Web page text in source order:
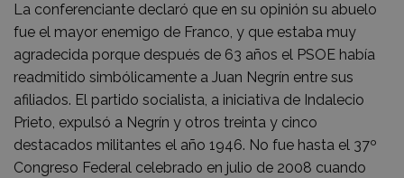
La conferenciante declaró que en su opinión su abuelo
fue el mayor enemigo de Franco, y que estaba muy
agradecida porque después de 63 años el PSOE había
readmitido simbólicamente a Juan Negrín entre sus
afiliados. El partido socialista, a iniciativa de Indalecio
Prieto, expulsó a Negrín y otros treinta y cinco
destacados militantes el año 1946. No fue hasta el 37º
Congreso Federal celebrado en julio de 2008 cuando